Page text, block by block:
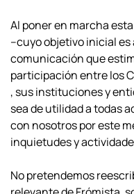
Al poner en marcha
–cuyo objetivo inicial
comunicación que
participación entre los
, sus instituciones y
sea de utilidad a todas
con nosotros por este
inquietudes y
No pretendemos